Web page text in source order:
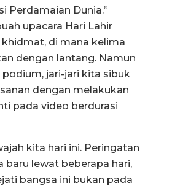
Perdamaian Dunia.”
upacara Hari Lahir
khidmat, di mana kelima
dengan lantang. Namun
jari-jari kita sibuk
dengan melakukan
pada video berdurasi
kita hari ini. Peringatan
baru lewat beberapa hari,
bangsa ini bukan pada